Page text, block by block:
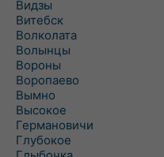
Видзы
Витебск
Волколата
Волынцы
Вороны
Воропаево
Вымно
Высокое
Германовичи
Глубокое